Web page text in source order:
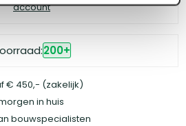
account
200+
€ 450,- (zakelijk)
in huis
bouwspecialisten